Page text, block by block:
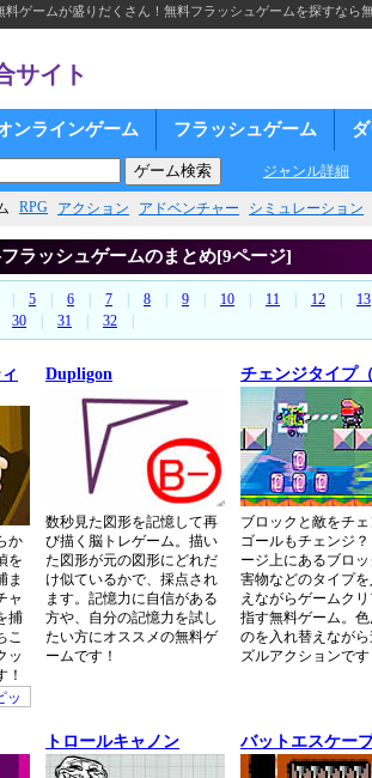
料ゲームが盛りだくさん！無料フラッシュゲームを探すなら
サイト
ンラインゲーム フラッシュゲーム
ジャンル詳細
RPG アクション アドベンチャー シミュレーション
ラッシュゲームのまとめ[9ページ]
5 6 7 8 9 10 11 12 13
30 31 32
か
を
ま
ャ
捕
こ
ッ
！
Dupligon
数秒見た図形を記憶して再
び描く脳トレゲーム。描い
た図形が元の図形にどれだ
け似ているかで、採点され
ます。記憶力に自信がある
方や、自分の記憶力を試し
たい方にオススメの無料ゲ
ームです！
チェンジタイプ
ブロックと敵をチ
ゴールもチェンジ
ージ上にあるブロ
害物などのタイプ
えながらゲームク
指す無料ゲーム。
のを入れ替えなが
ズルアクションです
トロールキャノン バットエスケー